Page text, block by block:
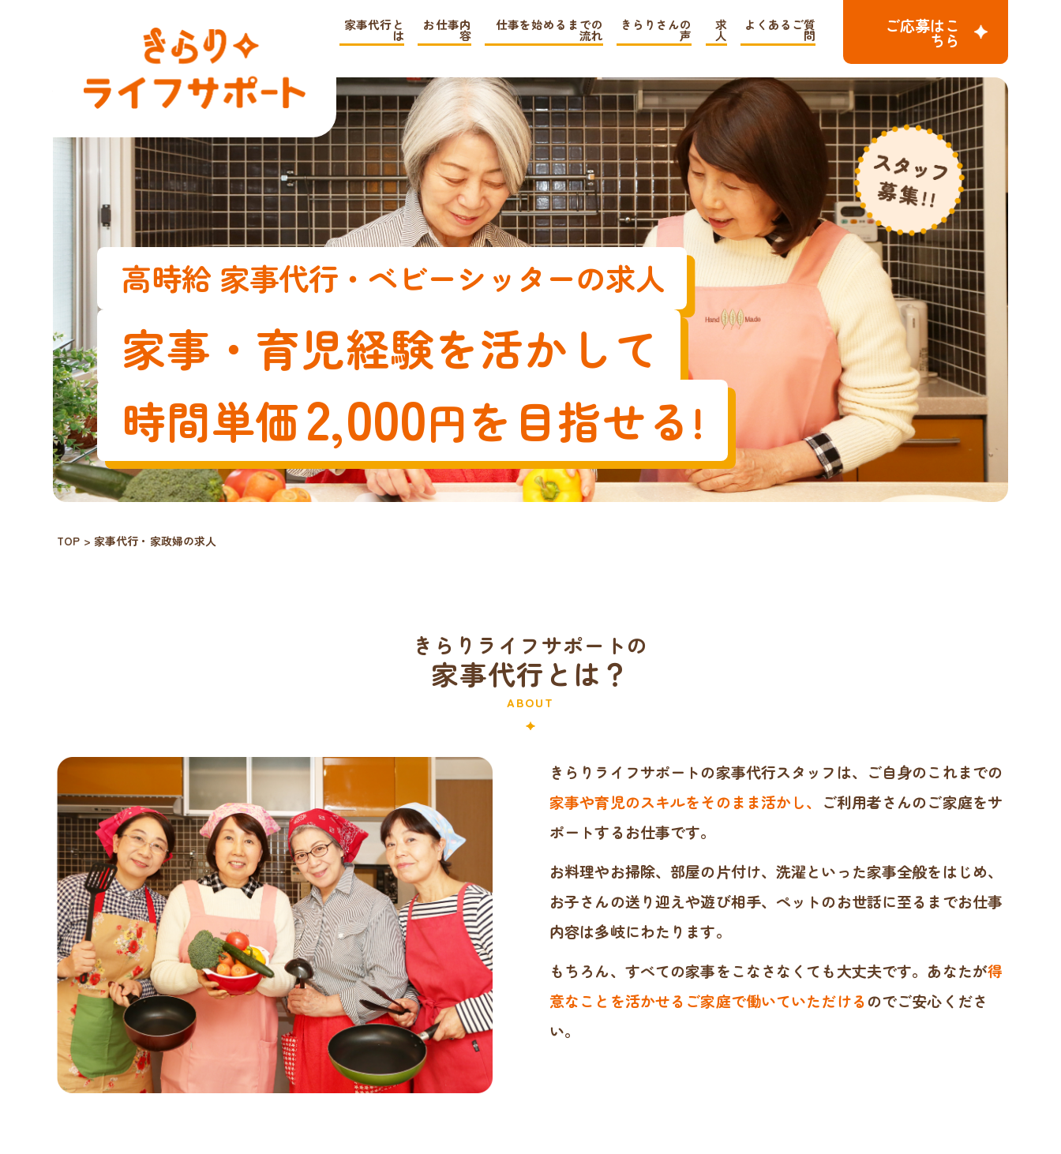
家事代行と
は
お仕事内
容
仕事を始めるまでの
流れ
きらりさんの
声
求
人
よくあるご質
問 ご応募はこ
ちら
高時給 家事代行・ベビーシッターの求人
家事・育児経験を活かして
時間単価2,000円を目指せる!
TOP > 家事代行・家政婦の求人
きらりライフサポートの
家事代行とは？
ABOUT
きらりライフサポートの家事代行スタッフは、ご自身のこれまでの
家事や育児のスキルをそのまま活かし、
ご利用者さんのご家庭をサ
ポートするお仕事です。
お料理やお掃除、部屋の片付け、洗濯といった家事全般をはじめ、
お子さんの送り迎えや遊び相手、ペットのお世話に至るまでお仕事
内容は多岐にわたります。
もちろん、すべての家事をこなさなくても大丈夫です。あなたが得
意なことを活かせるご家庭で働いていただけるのでご安心くださ
い。